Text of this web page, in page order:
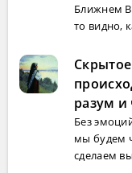
Ближнем
то видно,
разум и
Без
мы будем
сделаем